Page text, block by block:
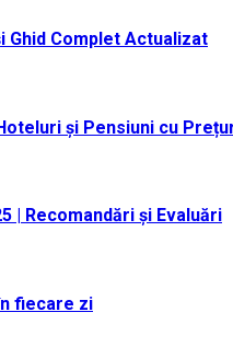
Ghid Complet Actualizat
și Pensiuni cu
| Recomandări și Evaluări
fiecare zi